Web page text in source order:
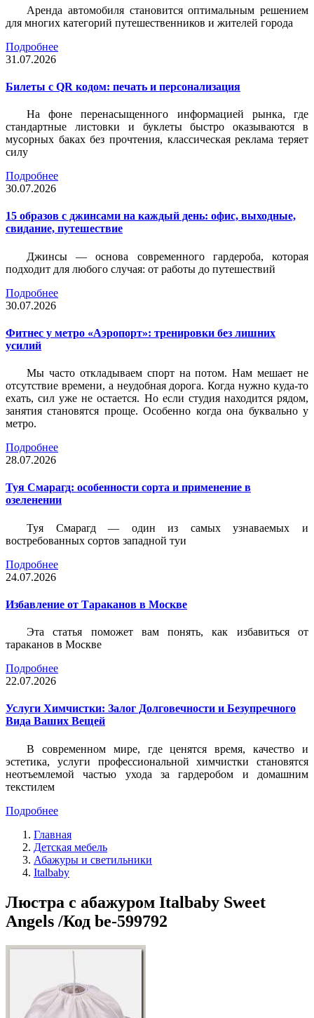
Аренда автомобиля становится оптимальным решением
для многих категорий путешественников и жителей города
Подробнее
31.07.2026
Билеты c QR кодом: печать и персонализация
На фоне перенасыщенного информацией рынка, где
стандартные листовки и буклеты быстро оказываются в
мусорных баках без прочтения, классическая реклама теряет
силу
Подробнее
30.07.2026
15 образов с джинсами на каждый день: офис, выходные,
свидание, путешествие
Джинсы — основа современного гардероба, которая
подходит для любого случая: от работы до путешествий
Подробнее
30.07.2026
Фитнес у метро «Аэропорт»: тренировки без лишних
усилий
Мы часто откладываем спорт на потом. Нам мешает не
отсутствие времени, а неудобная дорога. Когда нужно куда-то
ехать, сил уже не остается. Но если студия находится рядом,
занятия становятся проще. Особенно когда она буквально у
метро.
Подробнее
28.07.2026
Туя Смарагд: особенности сорта и применение в
озеленении
Туя Смарагд — один из самых узнаваемых и
востребованных сортов западной туи
Подробнее
24.07.2026
Избавление от Тараканов в Москве
Эта статья поможет вам понять, как избавиться от
тараканов в Москве
Подробнее
22.07.2026
Услуги Химчистки: Залог Долговечности и Безупречного
Вида Ваших Вещей
В современном мире, где ценятся время, качество и
эстетика, услуги профессиональной химчистки становятся
неотъемлемой частью ухода за гардеробом и домашним
текстилем
Подробнее
Главная
Детская мебель
Абажуры и светильники
Italbaby
Люстра с абажуром Italbaby Sweet
Angels /Код be-599792